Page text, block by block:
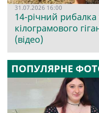
31.07.2026 16:00
14-річний рибалка
кілограмового
(відео)
ПОПУЛЯРНЕ